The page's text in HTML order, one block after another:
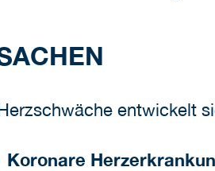
entwickelt
Koronare